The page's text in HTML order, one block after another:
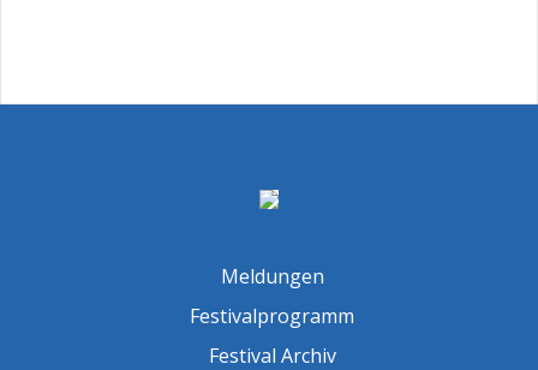
Meldungen
Festivalprogramm
Festival Archiv